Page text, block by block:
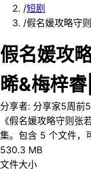
/短剧
/假名媛攻略守
假名媛攻
晞&梅梓
分享者: 分享家5周前
《假名媛攻略守则张
集。包含 5 个文件，
530.3 MB
文件大小